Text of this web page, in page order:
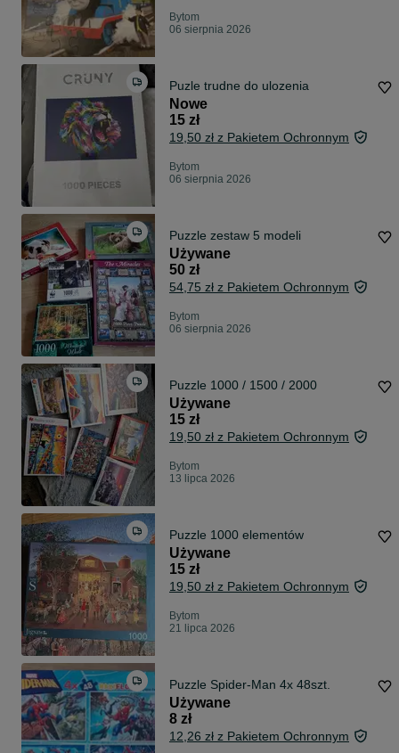
Bytom
06 sierpnia 2026
Puzle trudne do ulozenia
Nowe
15 zł
19,50 zł z Pakietem Ochronnym
Bytom
06 sierpnia 2026
Puzzle zestaw 5 modeli
Używane
50 zł
54,75 zł z Pakietem Ochronnym
Bytom
06 sierpnia 2026
Puzzle 1000 / 1500 / 2000
Używane
15 zł
19,50 zł z Pakietem Ochronnym
Bytom
13 lipca 2026
Puzzle 1000 elementów
Używane
15 zł
19,50 zł z Pakietem Ochronnym
Bytom
21 lipca 2026
Puzzle Spider-Man 4x 48szt.
Używane
8 zł
12,26 zł z Pakietem Ochronnym